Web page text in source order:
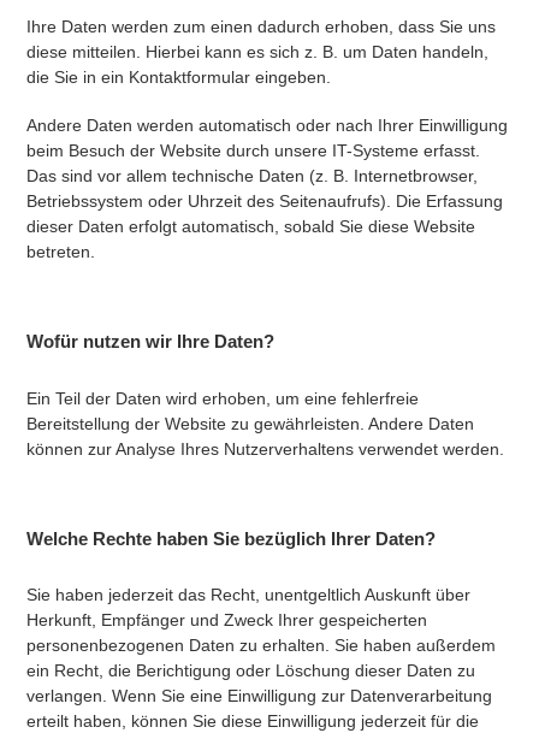
Ihre Daten werden zum einen dadurch erhoben, dass Sie uns
diese mitteilen. Hierbei kann es sich z. B. um Daten handeln,
die Sie in ein Kontaktformular eingeben.
Andere Daten werden automatisch oder nach Ihrer Einwilligung
beim Besuch der Website durch unsere IT-Systeme erfasst.
Das sind vor allem technische Daten (z. B. Internetbrowser,
Betriebssystem oder Uhrzeit des Seitenaufrufs). Die Erfassung
dieser Daten erfolgt automatisch, sobald Sie diese Website
betreten.
Wofür nutzen wir Ihre Daten?
Ein Teil der Daten wird erhoben, um eine fehlerfreie
Bereitstellung der Website zu gewährleisten. Andere Daten
können zur Analyse Ihres Nutzerverhaltens verwendet werden.
Welche Rechte haben Sie bezüglich Ihrer Daten?
Sie haben jederzeit das Recht, unentgeltlich Auskunft über
Herkunft, Empfänger und Zweck Ihrer gespeicherten
personenbezogenen Daten zu erhalten. Sie haben außerdem
ein Recht, die Berichtigung oder Löschung dieser Daten zu
verlangen. Wenn Sie eine Einwilligung zur Datenverarbeitung
erteilt haben, können Sie diese Einwilligung jederzeit für die